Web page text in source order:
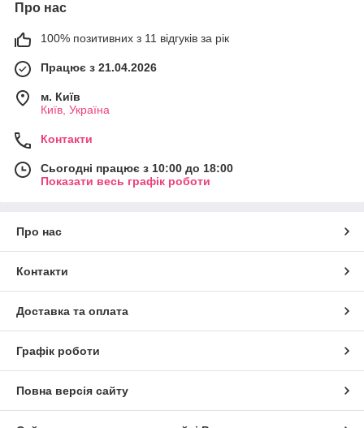
Про нас
100% позитивних з 11 відгуків за рік
Працює з 21.04.2026
м. Київ
Київ, Україна
Контакти
Сьогодні працює з 10:00 до 18:00
Показати весь графік роботи
Про нас
Контакти
Доставка та оплата
Графік роботи
Повна версія сайту